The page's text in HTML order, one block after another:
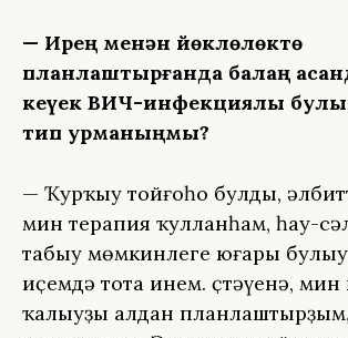
— Ирең менән йөклөлөктө
планлаштырғанда балаң
кеүек ВИЧ-инфекциялы
тип ҡурҡманыңмы?
— Ҡурҡыу тойғоһо булды,
мин терапия ҡулланһам, һау-
табыу мөмкинлеге юғары
иҫемдә тота инем. Өҫтәүенә, мин
ҡалыуҙы алдан